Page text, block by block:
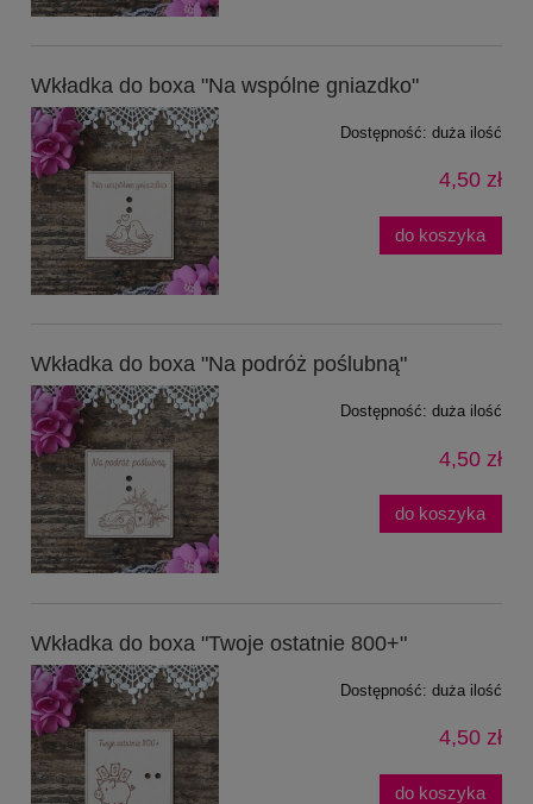
Wkładka do boxa "Na wspólne gniazdko"
Dostępność: duża ilość
4,50 zł
do koszyka
Wkładka do boxa "Na podróż poślubną"
Dostępność: duża ilość
4,50 zł
do koszyka
Wkładka do boxa "Twoje ostatnie 800+"
Dostępność: duża ilość
4,50 zł
do koszyka